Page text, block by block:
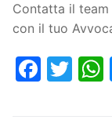
Contatta il
con il tuo